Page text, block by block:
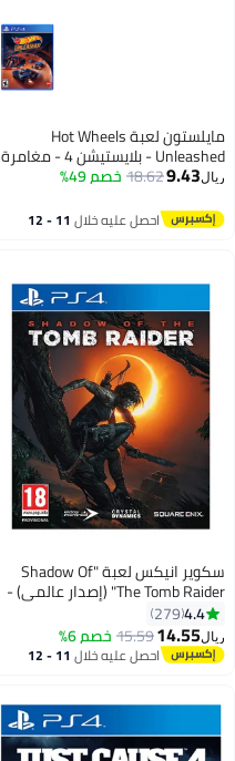
مايلستون لعبة Hot Wheels
Unleashed - بلايستيشن 4 - مغامرة
- playstation_4_ps4
ريال9.43
18.62خصم 49%
احصل عليه خلال 11 - 12
سكوير انيكس لعبة "Shadow Of
The Tomb Raider" (إصدار عالمي) -
الأكشن والتصويب -
playstation_4_ps4
4.4
279
ريال14.55
15.59خصم 6%
احصل عليه خلال 11 - 12